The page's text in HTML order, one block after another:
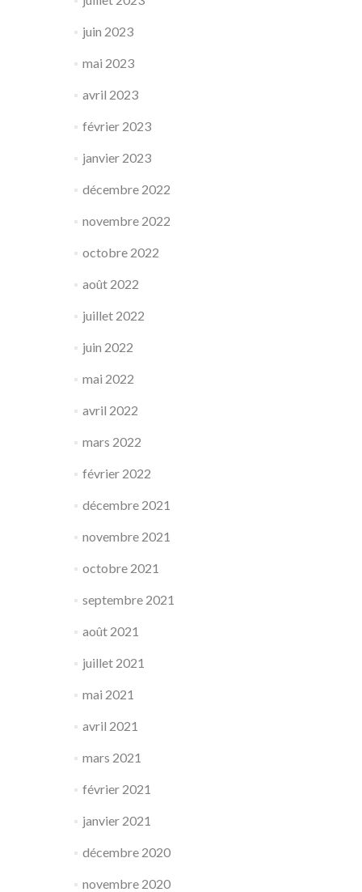
juin 2023
mai 2023
avril 2023
février 2023
janvier 2023
décembre 2022
novembre 2022
octobre 2022
août 2022
juillet 2022
juin 2022
mai 2022
avril 2022
mars 2022
février 2022
décembre 2021
novembre 2021
octobre 2021
septembre 2021
août 2021
juillet 2021
mai 2021
avril 2021
mars 2021
février 2021
janvier 2021
décembre 2020
novembre 2020